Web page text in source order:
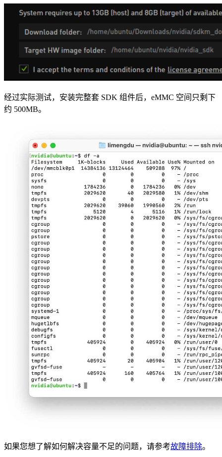
经过实际测试，安装完整套 SDK 组件后，eMMC 空间只剩下
约 500MB。
如果您想了解如何解决容量不足的问题，请参考故障排除。